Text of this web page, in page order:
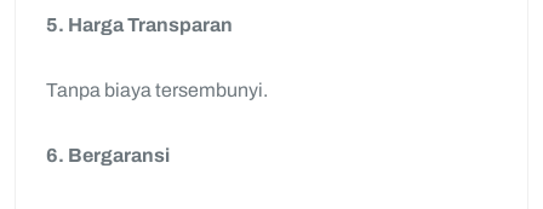
5. Harga Transparan
Tanpa biaya tersembunyi.
6. Bergaransi